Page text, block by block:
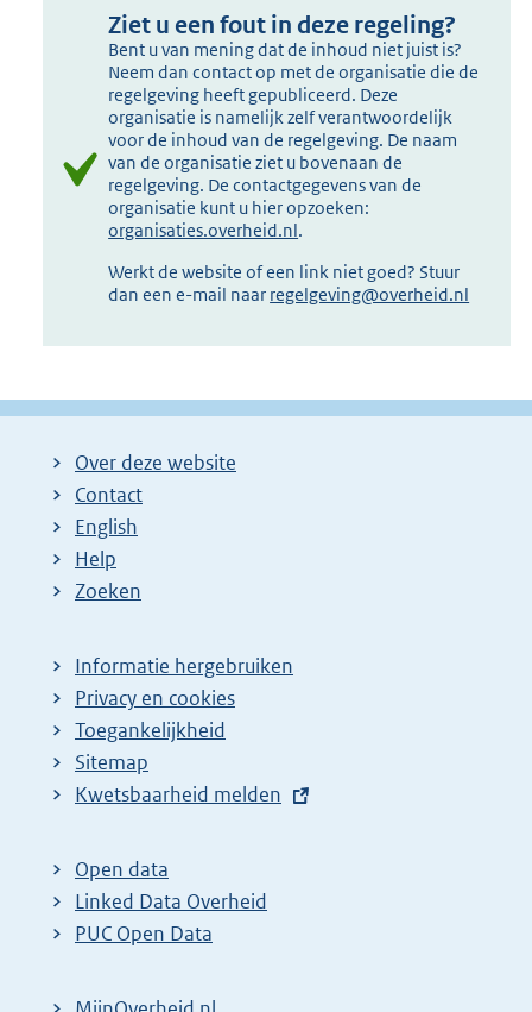
Ziet u een fout in deze regeling?
Bent u van mening dat de inhoud niet juist is?
Neem dan contact op met de organisatie die de
regelgeving heeft gepubliceerd. Deze
organisatie is namelijk zelf verantwoordelijk
voor de inhoud van de regelgeving. De naam
van de organisatie ziet u bovenaan de
regelgeving. De contactgegevens van de
organisatie kunt u hier opzoeken:
organisaties.overheid.nl.
Werkt de website of een link niet goed? Stuur
dan een e-mail naar regelgeving@overheid.nl
Over deze website
Contact
English
Help
Zoeken
Informatie hergebruiken
Privacy en cookies
Toegankelijkheid
Sitemap
E
t
e
r
Kwetsbaarheid melden
Open data
Linked Data Overheid
PUC Open Data